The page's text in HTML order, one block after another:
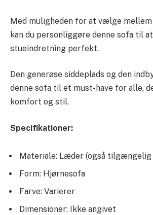
Med muligheden for at vælge
kan du personliggøre denne sofa til
stueindretning perfekt.
Den generøse siddeplads og den
denne sofa til et must-have for alle,
komfort og stil.
Specifikationer:
Materiale: Læder (også
Form: Hjørnesofa
Farve: Varierer
Dimensioner: Ikke angivet